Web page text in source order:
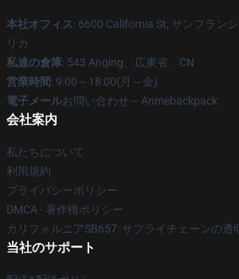
本社オフィス: 6600 California St, サンフラン
リカ
私達の倉庫: 543 Anqing、広東省、CN
営業時間: 9:00～18:00(月～金)
電子メールお問い合わせ – Anmebackpack
会社案内
私たちについて
利用規約
プライバシーポリシー
DMCA - 著作権ポリシー
カリフォルニアSB657: サプライチェーンの透
当社のサポート